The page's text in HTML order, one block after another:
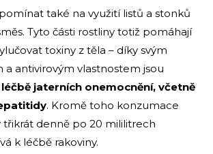
také na využití listů a stonků
Tyto části rostliny totiž pomáhají
toxiny z těla – díky svým
antivirovým vlastnostem jsou
jaterních onemocnění, včetně
. Kromě toho konzumace
třikrát denně po 20 mililitrech
k léčbě rakoviny.